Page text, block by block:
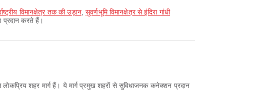
विमानक्षेत्र तक की उड़ान,सुवर्णभूमि विमानक्षेत्र से इंदिरा गांधी
प्रदान करते हैं।
शहर मार्ग हैं। ये मार्ग प्रमुख शहरों से सुविधाजनक कनेक्शन प्रदान